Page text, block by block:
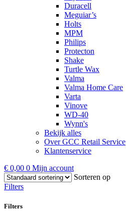
Duracell
Meguiar’s
Holts
MPM
Philips
Protecton
Shake
Turtle Wax
Valma
Valma Home Care
Varta
Vinove
WD-40
Wynn's
Bekijk alles
Over GCC Retail Service
Klantenservice
€ 0,00 0 Mijn account
Sorteren op
Filters
Filters